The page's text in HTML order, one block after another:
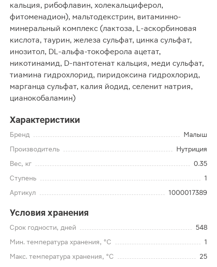
кальция, рибофлавин, холекальциферол,
фитоменадион), мальтодекстрин, витаминно-
минеральный комплекс (лактоза, L-аскорбиновая
кислота, таурин, железа сульфат, цинка сульфат,
инозитол, DL-альфа-токоферола ацетат,
никотинамид, D-пантотенат кальция, меди сульфат,
тиамина гидрохлорид, пиридоксина гидрохлорид,
марганца сульфат, калия йодид, селенит натрия,
цианокобаламин)
Характеристики
Бренд
Малыш
Производитель
Нутриция
Вес, кг
0.35
Ступень
1
Артикул
1000017389
Условия хранения
Срок годности, дней
548
Мин. температура хранения, °C
1
Макс. температура хранения, °C
25